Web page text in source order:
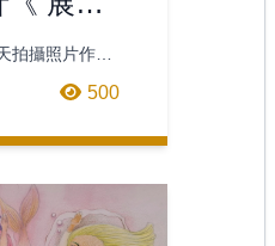
張組 )
拍攝照片作底
500